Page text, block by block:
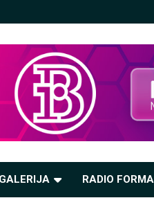
RADIO FORMA